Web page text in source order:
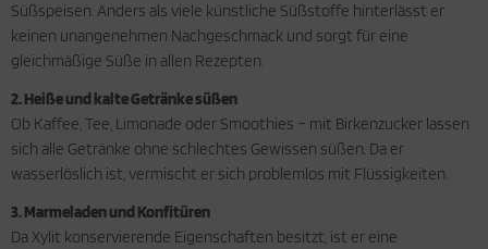
Süßspeisen. Anders als viele künstliche Süßstoffe hinterlässt er
keinen unangenehmen Nachgeschmack und sorgt für eine
gleichmäßige Süße in allen Rezepten.
2. Heiße und kalte Getränke süßen
Ob Kaffee, Tee, Limonade oder Smoothies – mit Birkenzucker lassen
sich alle Getränke ohne schlechtes Gewissen süßen. Da er
wasserlöslich ist, vermischt er sich problemlos mit Flüssigkeiten.
3. Marmeladen und Konfitüren
Da Xylit konservierende Eigenschaften besitzt, ist er eine